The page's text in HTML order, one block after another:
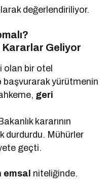
değerlendiriliyor.
Kararlar Geliyor
olan bir otel
başvurarak yürütmenin
geri
kararının
durdurdu. Mühürler
geçti.
emsal niteliğinde.